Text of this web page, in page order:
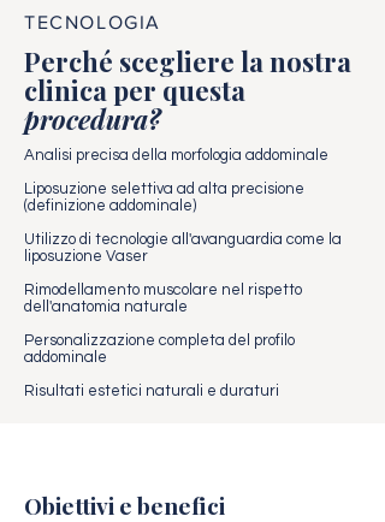
TECNOLOGIA
Perché scegliere la nostra
clinica per questa
procedura?
Analisi precisa della morfologia addominale
Liposuzione selettiva ad alta precisione
(definizione addominale)
Utilizzo di tecnologie all'avanguardia come la
liposuzione Vaser
Rimodellamento muscolare nel rispetto
dell'anatomia naturale
Personalizzazione completa del profilo
addominale
Risultati estetici naturali e duraturi
Obiettivi e benefici